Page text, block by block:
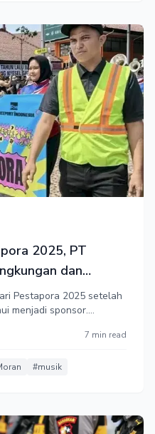
2025, PT
dan
Pestapora 2025 setelah
menjadi sponsor.
pelanggaran hak7 min read
#musik